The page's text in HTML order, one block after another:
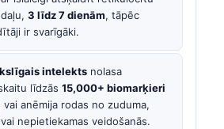
3 līdz 7 dienām, tāpēc
ir svarīgāki.
intelekts nolasa
līdzās 15,000+ biomarķieri
vai anēmija rodas no zuduma,
nepietiekamas veidošanās.